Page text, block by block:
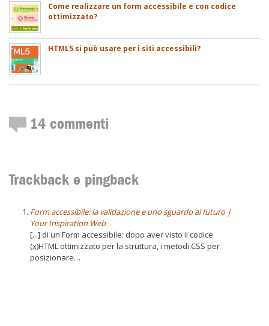
Come realizzare un form accessibile e con codice
ottimizzato?
HTML5 si può usare per i siti accessibili?
14 commenti
Trackback e pingback
Form accessibile: la validazione e uno sguardo al futuro |
Your Inspiration Web
[...] di un Form accessibile: dopo aver visto il codice
(x)HTML ottimizzato per la struttura, i metodi CSS per
posizionare…